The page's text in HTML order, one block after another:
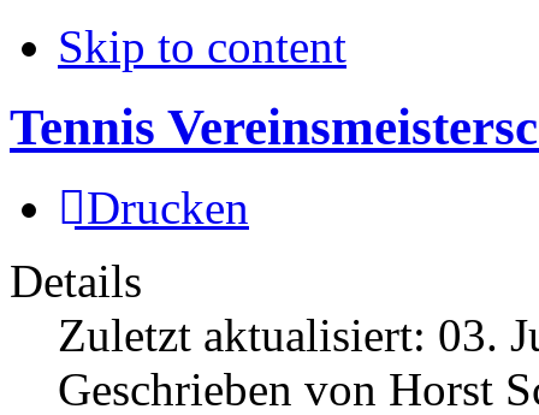
Skip to content
Tennis
Drucken
Details
Zuletzt aktualisiert: 03.
Geschrieben von Horst